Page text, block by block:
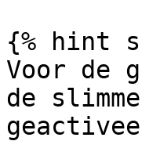
{% hint
Voor de
de